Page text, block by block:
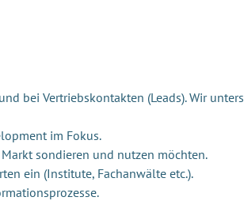
bei Vertriebskontakten (Leads). Wir
im Fokus.
sondieren und nutzen möchten.
ein (Institute, Fachanwälte etc.).